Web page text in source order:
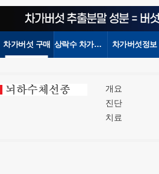
차가버섯 구매 상락수 차가버섯 차가버섯정보
개요
진단
치료